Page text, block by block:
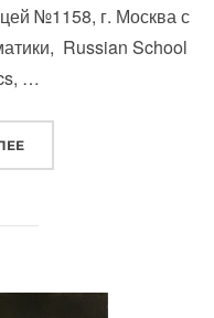
№1158, г. Москва с
Russian School
…
«»